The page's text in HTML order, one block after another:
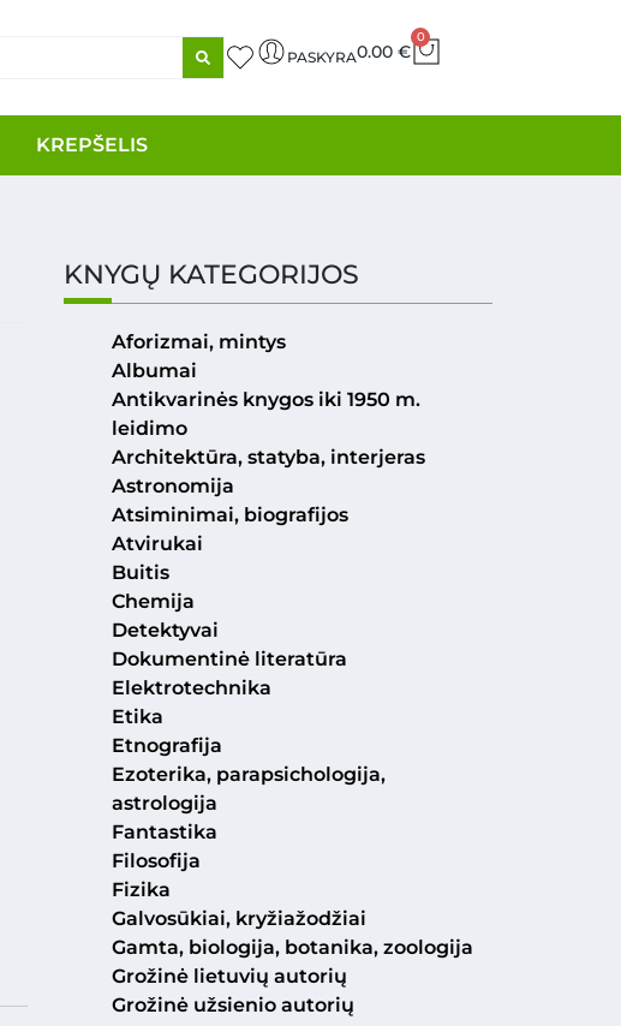
PASKYRA0.00 €
0
KREPŠELIS
KNYGŲ KATEGORIJOS
Aforizmai, mintys
Albumai
Antikvarinės knygos iki 1950 m.
leidimo
Architektūra, statyba, interjeras
Astronomija
Atsiminimai, biografijos
Atvirukai
Buitis
Chemija
Detektyvai
Dokumentinė literatūra
Elektrotechnika
Etika
Etnografija
Ezoterika, parapsichologija,
astrologija
Fantastika
Filosofija
Fizika
Galvosūkiai, kryžiažodžiai
Gamta, biologija, botanika, zoologija
Grožinė lietuvių autorių
Grožinė užsienio autorių